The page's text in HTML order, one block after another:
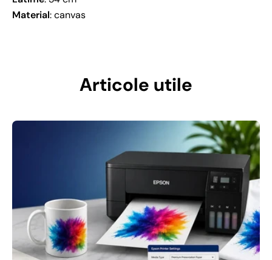
Material: canvas
Articole utile